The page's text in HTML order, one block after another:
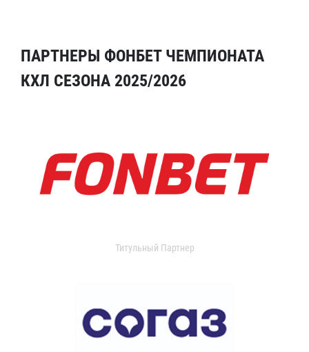
ПАРТНЕРЫ ФОНБЕТ ЧЕМПИОНАТА
КХЛ СЕЗОНА 2025/2026
Титульный Партнер